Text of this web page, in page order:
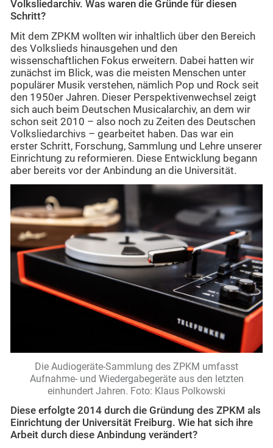
Volksliedarchiv. Was waren die Gründe für diesen
Schritt?
Mit dem ZPKM wollten wir inhaltlich über den Bereich
des Volkslieds hinausgehen und den
wissenschaftlichen Fokus erweitern. Dabei hatten wir
zunächst im Blick, was die meisten Menschen unter
populärer Musik verstehen, nämlich Pop und Rock seit
den 1950er Jahren. Dieser Perspektivenwechsel zeigt
sich auch beim Deutschen Musicalarchiv, an dem wir
schon seit 2010 – also noch zu Zeiten des Deutschen
Volksliedarchivs – gearbeitet haben. Das war ein
erster Schritt, Forschung, Sammlung und Lehre unserer
Einrichtung zu reformieren. Diese Entwicklung begann
aber bereits vor der Anbindung an die Universität.
Die Audiogeräte-Sammlung des ZPKM umfasst
Aufnahme- und Wiedergabegeräte aus den letzten
einhundert Jahren. Foto: Klaus Polkowski
Diese erfolgte 2014 durch die Gründung des ZPKM als
Einrichtung der Universität Freiburg. Wie hat sich ihre
Arbeit durch diese Anbindung verändert?